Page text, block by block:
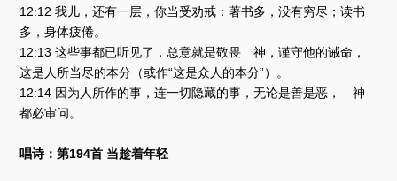
12:12 我儿，还有一层，你当受劝戒：著书多，没有穷尽；读书
多，身体疲倦。
12:13 这些事都已听见了，总意就是敬畏 神，谨守他的诫命，
这是人所当尽的本分（或作“这是众人的本分”）。
12:14 因为人所作的事，连一切隐藏的事，无论是善是恶， 神
都必审问。
唱诗：第194首 当趁着年轻